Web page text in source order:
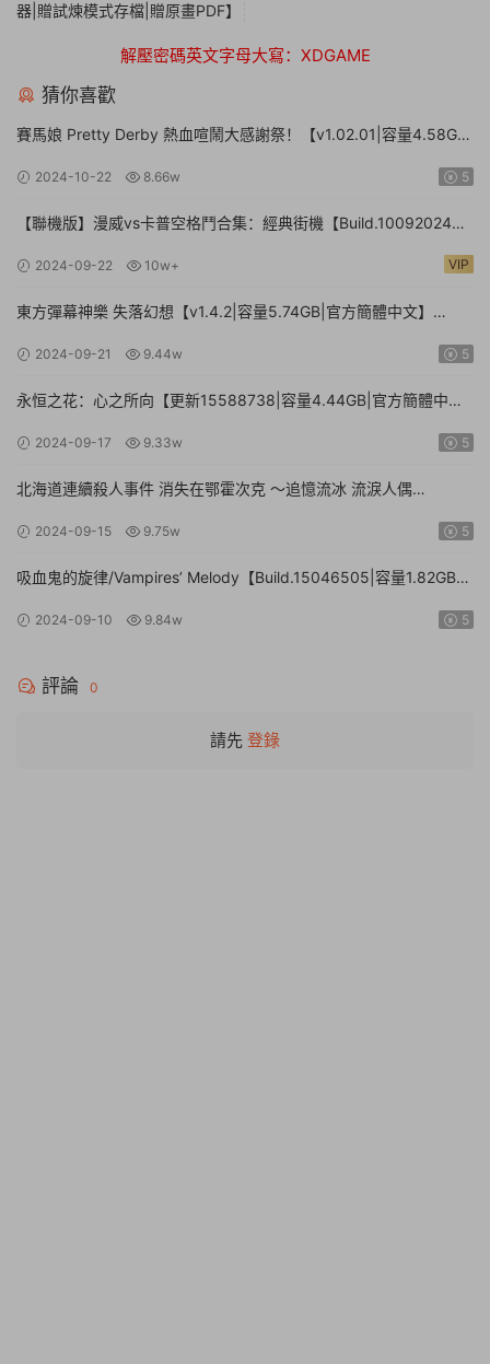
器|贈試煉模式存檔|贈原畫PDF】
解壓密碼英文字母大寫：XDGAME
猜你喜歡
賽馬娘 Pretty Derby 熱血喧鬧大感謝祭！【v1.02.01|容量4.58GB|
2024-10-22 8.66w 5
【聯機版】漫威vs卡普空格鬥合集：經典街機【Build.10092024聯
Collection: Arcade Classics
2024-09-22 10w+ VIP
東方彈幕神樂 失落幻想【v1.4.2|容量5.74GB|官方簡體中文】
2024-09-21 9.44w 5
永恒之花：心之所向【更新15588738|容量4.44GB|官方簡體中
2024-09-17 9.33w 5
北海道連續殺人事件 消失在鄂霍次克 ～追憶流冰 流淚人偶
Serial Murder Case The Okhotsk Disappearance ~Memories in
Ice, Tearful Figurine~
2024-09-15 9.75w 5
吸血鬼的旋律/Vampires’ Melody【Build.15046505|容量1.82GB|
2024-09-10 9.84w 5
評論 0
請先 登錄